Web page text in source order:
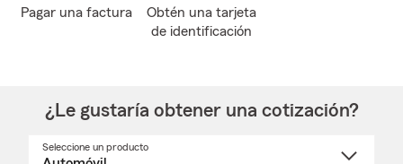
Pagar una factura
Obtén una tarjeta
de identificación
¿Le gustaría obtener una cotización?
Seleccione un producto